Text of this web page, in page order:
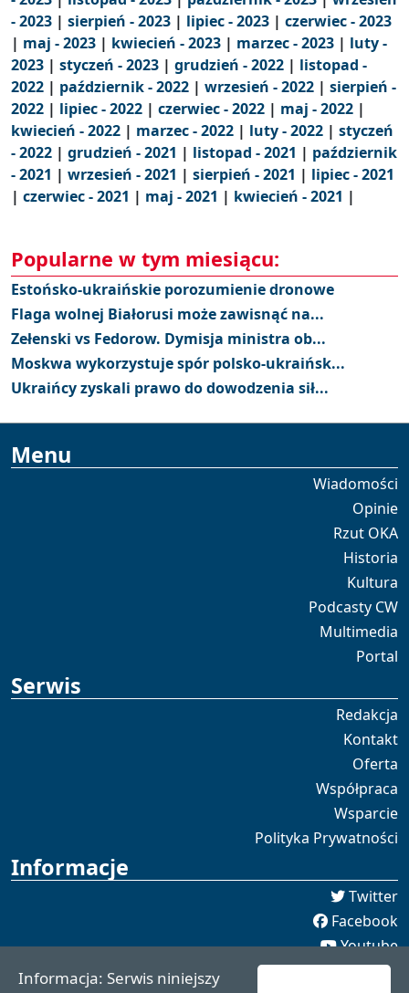
- 2023 | sierpień - 2023 | lipiec - 2023 | czerwiec - 2023
| maj - 2023 | kwiecień - 2023 | marzec - 2023 | luty -
2023 | styczeń - 2023 | grudzień - 2022 | listopad -
2022 | październik - 2022 | wrzesień - 2022 | sierpień -
2022 | lipiec - 2022 | czerwiec - 2022 | maj - 2022 |
kwiecień - 2022 | marzec - 2022 | luty - 2022 | styczeń
- 2022 | grudzień - 2021 | listopad - 2021 | październik
- 2021 | wrzesień - 2021 | sierpień - 2021 | lipiec - 2021
| czerwiec - 2021 | maj - 2021 | kwiecień - 2021 |
Popularne w tym miesiącu:
Estońsko-ukraińskie porozumienie dronowe
Flaga wolnej Białorusi może zawisnąć na...
Zełenski vs Fedorow. Dymisja ministra ob...
Moskwa wykorzystuje spór polsko-ukraińsk...
Ukraińcy zyskali prawo do dowodzenia sił...
Menu
Wiadomości
Opinie
Rzut OKA
Historia
Kultura
Podcasty CW
Multimedia
Portal
Serwis
Redakcja
Kontakt
Oferta
Współpraca
Wsparcie
Polityka Prywatności
Informacje
Twitter
Facebook
Youtube
Spotify
Informacja: Serwis niniejszy